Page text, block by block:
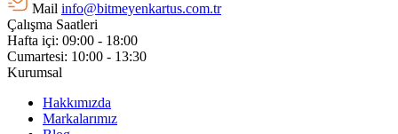
Mail info@bitmeyenkartus.com.tr
Çalışma Saatleri
Hafta içi: 09:00 - 18:00
Cumartesi: 10:00 - 13:30
Kurumsal
Hakkımızda
Markalarımız